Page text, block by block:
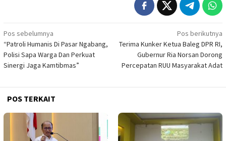
Navigasi
pos
Pos sebelumnya
“Patroli Humanis Di Pasar Ngabang,
Polisi Sapa Warga Dan Perkuat
Sinergi Jaga Kamtibmas”
Pos berikutnya
Terima Kunker Ketua Baleg DPR RI,
Gubernur Ria Norsan Dorong
Percepatan RUU Masyarakat Adat
POS TERKAIT